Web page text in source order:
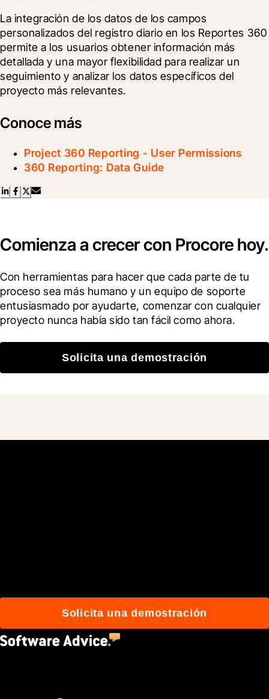
La integración de los datos de los campos
personalizados del registro diario en los Reportes 360
permite a los usuarios obtener información más
detallada y una mayor flexibilidad para realizar un
seguimiento y analizar los datos específicos del
proyecto más relevantes.
Conoce más
Project 360 Reporting - User Permissions
360 Reporting: Data Guide
Comienza a crecer con Procore hoy.
Con herramientas para hacer que cada parte de tu
proceso sea más humano y un equipo de soporte
entusiasmado por ayudarte, comenzar con cualquier
proyecto nunca había sido tan fácil como ahora.
Solicita una demostración
Solicita una demostración